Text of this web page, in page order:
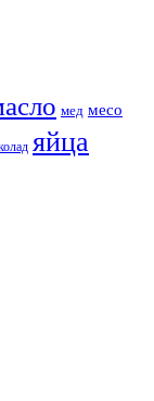
мед месо
яйца